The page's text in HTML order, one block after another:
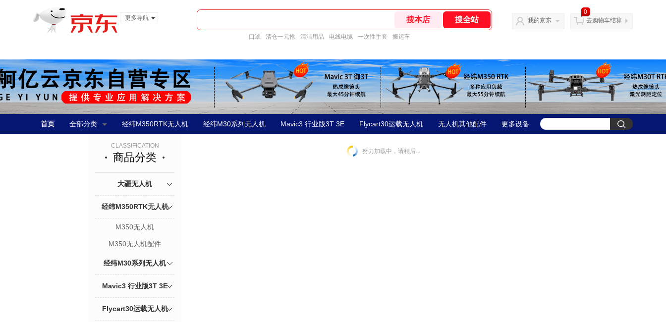
更多导航
口罩 清仓一元抢 清洁用品 电线电缆 一次性手套 搬运车
我的京东
0
去购物车结算
首页 全部分类 经纬M350RTK无人机 经纬M30系列无人机 Mavic3 行业版3T 3E Flycart30运载无人机 无人机其他配件 更多设备
CLASSIFICATION
商品分类
大疆无人机
经纬M350RTK无人机
M350无人机
M350无人机配件
经纬M30系列无人机
Mavic3 行业版3T 3E
Flycart30运载无人机
努力加载中，请稍后...